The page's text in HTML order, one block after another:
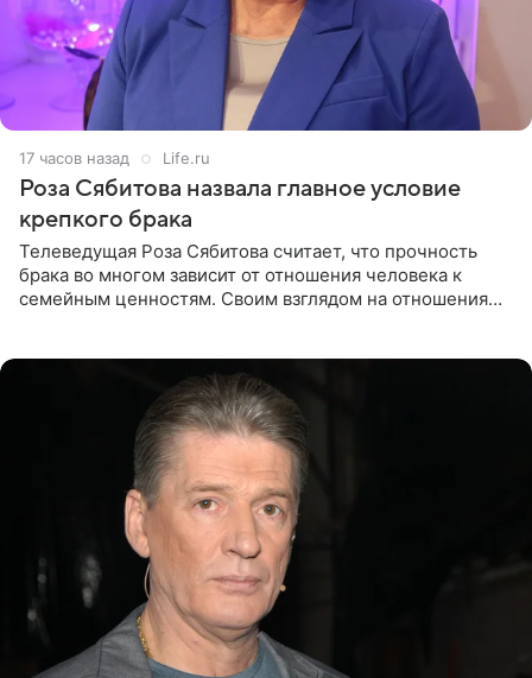
17 часов назад Life.ru
Роза Сябитова назвала главное условие
крепкого брака
Телеведущая Роза Сябитова считает, что прочность
брака во многом зависит от отношения человека к
семейным ценностям. Своим взглядом на отношения